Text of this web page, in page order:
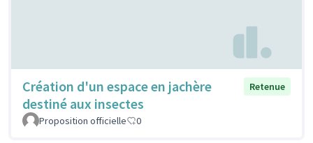
Création d'un espace en jachère
destiné aux insectes
Retenue
Proposition officielle 0